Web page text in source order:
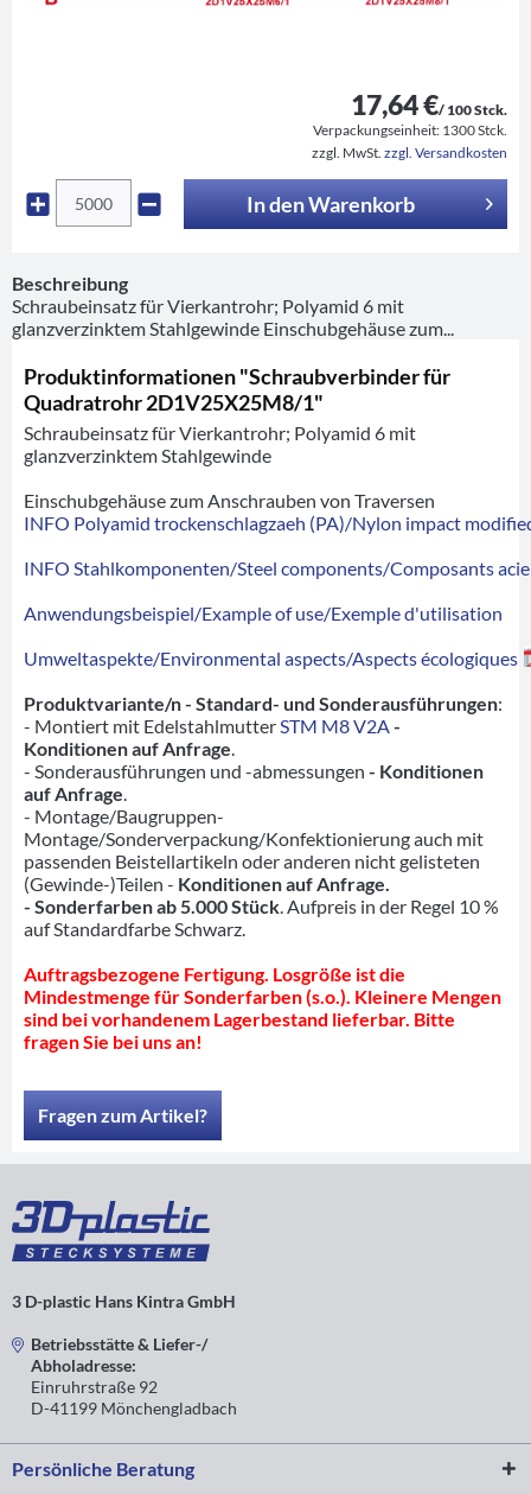
17,64 €/ 100 Stck.
Verpackungseinheit: 1300 Stck.
zzgl. MwSt. zzgl. Versandkosten
In denWarenkorb
Beschreibung
Schraubeinsatz für Vierkantrohr; Polyamid 6 mit
glanzverzinktem Stahlgewinde Einschubgehäuse zum...
Produktinformationen "Schraubverbinder für
Quadratrohr 2D1V25X25M8/1"
Schraubeinsatz für Vierkantrohr; Polyamid 6 mit
glanzverzinktem Stahlgewinde
Einschubgehäuse zum Anschrauben von Traversen
INFO Polyamid trockenschlagzaeh (PA)/Nylon impact
INFO Stahlkomponenten/Steel components/Composants
Anwendungsbeispiel/Example of use/Exemple d'utilisation
Umweltaspekte/Environmental aspects/Aspects écologiques
Produktvariante/n - Standard- und Sonderausführungen:
- Montiert mit Edelstahlmutter STM M8 V2A -
Konditionen auf Anfrage
- Sonderausführungen und -abmessungen - Konditionen
auf Anfrage
- Montage/Baugruppen-
Montage/Sonderverpackung/Konfektionierung auch mit
passenden Beistellartikeln oder anderen nicht gelisteten
(Gewinde-)Teilen - Konditionen auf Anfrage.
- Sonderfarben ab 5.000 Stück . Aufpreis in der Regel 10 %
auf Standardfarbe Schwarz.
Auftragsbezogene Fertigung. Losgröße ist die
Mindestmenge für Sonderfarben (s.o.). Kleinere Mengen
sind bei vorhandenem Lagerbestand lieferbar. Bitte
fragen Sie bei uns an!
Fragen zum Artikel?
3 D-plastic Hans Kintra GmbH
Betriebsstätte & Liefer-/
Abholadresse:
Einruhrstraße 92
D-41199 Mönchengladbach
Persönliche Beratung